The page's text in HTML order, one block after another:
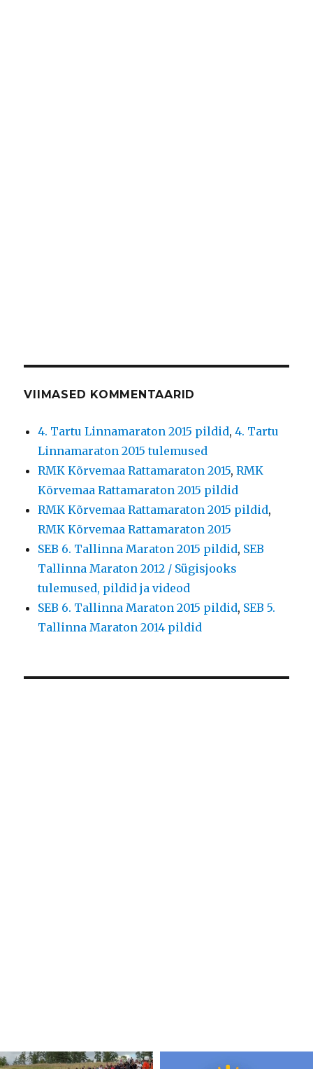
VIIMASED KOMMENTAARID
4. Tartu Linnamaraton 2015 pildid,4. Tartu
Linnamaraton 2015 tulemused
RMK Kõrvemaa Rattamaraton 2015,RMK
Kõrvemaa Rattamaraton 2015 pildid
RMK Kõrvemaa Rattamaraton 2015 pildid,
RMK Kõrvemaa Rattamaraton 2015
SEB 6. Tallinna Maraton 2015 pildid, SEB
Tallinna Maraton 2012 / Sügisjooks
tulemused, pildid ja videod
SEB 6. Tallinna Maraton 2015 pildid, SEB 5.
Tallinna Maraton 2014 pildid